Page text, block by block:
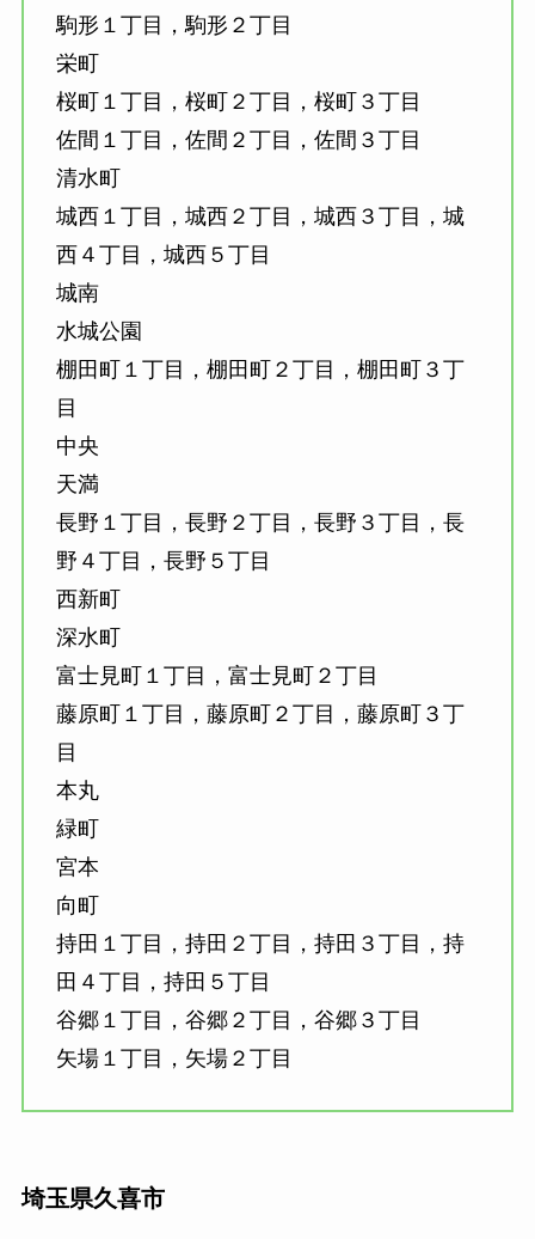
駒形１丁目，駒形２丁目
栄町
桜町１丁目，桜町２丁目，桜町３丁目
佐間１丁目，佐間２丁目，佐間３丁目
清水町
城西１丁目，城西２丁目，城西３丁目，城
西４丁目，城西５丁目
城南
水城公園
棚田町１丁目，棚田町２丁目，棚田町３丁
目
中央
天満
長野１丁目，長野２丁目，長野３丁目，長
野４丁目，長野５丁目
西新町
深水町
富士見町１丁目，富士見町２丁目
藤原町１丁目，藤原町２丁目，藤原町３丁
目
本丸
緑町
宮本
向町
持田１丁目，持田２丁目，持田３丁目，持
田４丁目，持田５丁目
谷郷１丁目，谷郷２丁目，谷郷３丁目
矢場１丁目，矢場２丁目
埼玉県久喜市